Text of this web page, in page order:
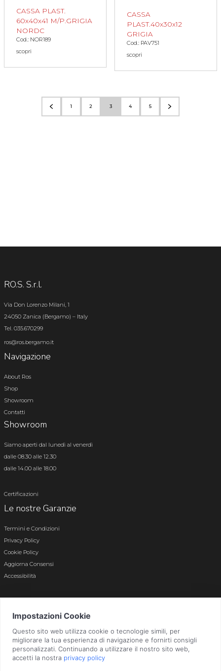
CASSA PLAST.
60x40x41 M/P.GRIGIA
NORDC
Cod.: NOR189
scopri
CASSA
PLAST.40x30x12
GRIGIA
Cod.: PAV751
scopri
1 2 3 4 5
RO.S. S.r.l.
Via Don Lorenzo Milani, 1
24050 Zanica (Bergamo) – Italy
Tel. 035.670299
ros@ros.bergamo.it
Navigazione
About Ros
Shop
Showroom
Contatti
Showroom
Siamo aperti dal lunedì al venerdì
dalle 08.30 alle 12.30
dalle 14.00 alle 18.00
Certificazioni
Le nostre Garanzie
Termini e Condizioni
Privacy Policy
Cookie Policy
Aggiorna Consensi
Accessibilità
Bergamo n. 01496180165 · Capitale Sociale i.v. € 800.000,00